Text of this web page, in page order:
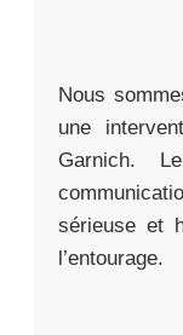
Nous
une
Garnich.
sérieuse et
l’entourage.